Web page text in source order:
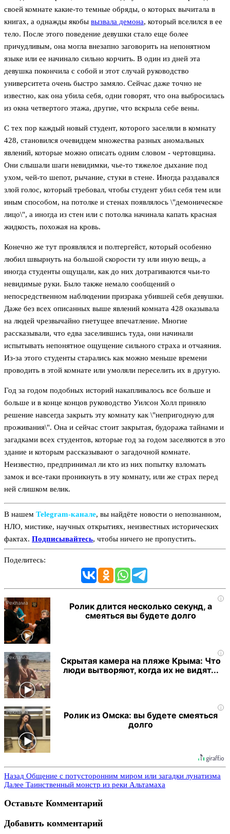
своей комнате какие-то темные обряды, о которых вычитала в
книгах, а однажды якобы вызвала демона, который вселился в ее
тело. После этого поведение девушки стало еще более
причудливым, она могла внезапно заговорить на непонятном
языке или ее начинало сильно корчить. В один из дней эта
девушка покончила с собой и этот случай руководство
университета очень быстро замяло. Сейчас даже точно не
известно, как она убила себя, одни говорят, что она выбросилась
из окна четвертого этажа, другие, что вскрыла себе вены.
С тех пор каждый новый студент, которого заселяли в комнату
428, становился очевидцем множества разных аномальных
явлений, которые можно описать одним словом - чертовщина.
Они слышали шаги невидимки, чье-то тяжелое дыхание под
ухом, чей-то шепот, рычание, стуки в стене. Иногда раздавался
злой голос, который требовал, чтобы студент убил себя тем или
иным способом, на потолке и стенах появлялось \"демоническое
лицо\", а иногда из стен или с потолка начинала капать красная
жидкость, похожая на кровь.
Конечно же тут проявлялся и полтергейст, который особенно
любил швырнуть на большой скорости ту или иную вещь, а
иногда студенты ощущали, как до них дотрагиваются чьи-то
невидимые руки. Было также немало сообщений о
непосредственном наблюдении призрака убившей себя девушки.
Даже без всех описанных выше явлений комната 428 оказывала
на людей чрезвычайно гнетущее впечатление. Многие
рассказывали, что едва заселившись туда, они начинали
испытывать непонятное ощущение сильного страха и отчаяния.
Из-за этого студенты старались как можно меньше времени
проводить в этой комнате или умоляли переселить их в другую.
Год за годом подобных историй накапливалось все больше и
больше и в конце концов руководство Уилсон Холл приняло
решение навсегда закрыть эту комнату как \"непригодную для
проживания\". Она и сейчас стоит закрытая, будоража тайнами и
загадками всех студентов, которые год за годом заселяются в это
здание и которым рассказывают о загадочной комнате.
Неизвестно, предпринимал ли кто из них попытку взломать
замок и все-таки проникнуть в эту комнату, или же страх перед
ней слишком велик.
В нашем Telegram‑канале, вы найдёте новости о непознанном,
НЛО, мистике, научных открытиях, неизвестных исторических
фактах. Подписывайтесь, чтобы ничего не пропустить.
Поделитесь:
i
Ролик длится несколько секунд, а
смеяться вы будете долго
i
Скрытая камера на пляже Крыма: Что
люди вытворяют, когда их не видят...
i
Ролик из Омска: вы будете смеяться
долго
Назад Общение с потусторонним миром или загадки лунатизма
Далее Таинственный монстр из реки Альтамаха
Оставьте Комментарий
Добавить комментарий